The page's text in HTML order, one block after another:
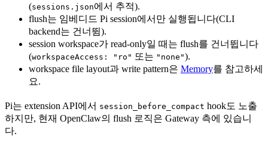
(sessions.json에서 추적).
flush는 임베디드 Pi session에서만 실행됩니다(CLI
backend는 건너뜀).
session workspace가 read-only일 때는 flush를 건너뜁니다
(workspaceAccess: "ro" 또는 "none").
workspace file layout과 write pattern은 Memory를 참고하세
요.
Pi는 extension API에서 session_before_compact hook도 노출
하지만, 현재 OpenClaw의 flush 로직은 Gateway 측에 있습니
다.